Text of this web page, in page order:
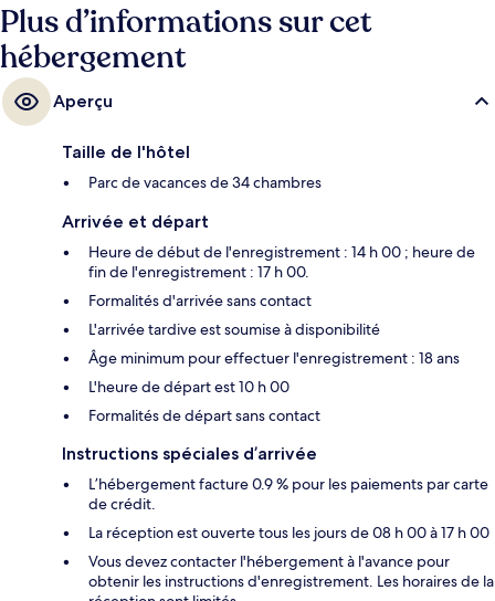
Plus d’informations sur cet
hébergement
Aperçu
Taille de l'hôtel
Parc de vacances de 34 chambres
Arrivée et départ
Heure de début de l'enregistrement : 14 h 00 ; heure de
fin de l'enregistrement : 17 h 00.
Formalités d'arrivée sans contact
L'arrivée tardive est soumise à disponibilité
Âge minimum pour effectuer l'enregistrement : 18 ans
L'heure de départ est 10 h 00
Formalités de départ sans contact
Instructions spéciales d’arrivée
L’hébergement facture 0.9 % pour les paiements par carte
de crédit.
La réception est ouverte tous les jours de 08 h 00 à 17 h 00
Vous devez contacter l'hébergement à l'avance pour
obtenir les instructions d'enregistrement. Les horaires de la